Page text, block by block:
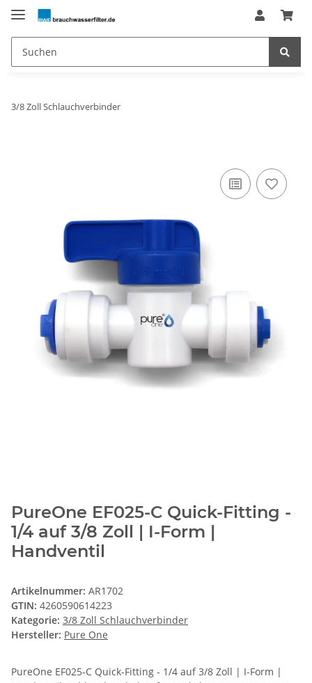
3/8 Zoll Schlauchverbinder
PureOne EF025-C Quick-Fitting -
1/4 auf 3/8 Zoll | I-Form |
Handventil
Artikelnummer: AR1702
GTIN: 4260590614223
Kategorie: 3/8 Zoll Schlauchverbinder
Hersteller: Pure One
PureOne EF025-C Quick-Fitting - 1/4 auf 3/8 Zoll | I-Form |